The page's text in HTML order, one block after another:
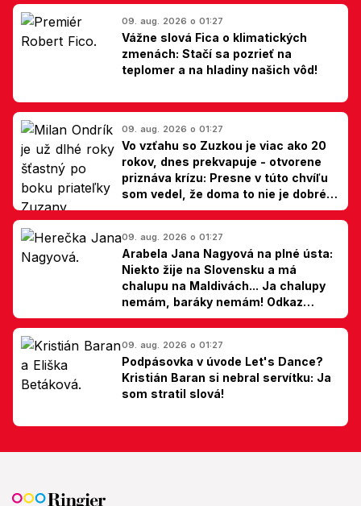
09. aug. 2026 o 01:27
Vážne slová Fica o klimatických
zmenách: Stačí sa pozrieť na
teplomer a na hladiny našich vôd!
09. aug. 2026 o 01:27
Vo vzťahu so Zuzkou je viac ako 20
rokov, dnes prekvapuje - otvorene
priznáva krízu: Presne v túto chvíľu
som vedel, že doma to nie je dobré,
hovorí Milan Ondrík
09. aug. 2026 o 01:27
Arabela Jana Nagyová na plné ústa:
Niekto žije na Slovensku a má
chalupu na Maldivách... Ja chalupy
nemám, baráky nemám! Odkaz
Slovákom
09. aug. 2026 o 01:27
Podpásovka v úvode Let's Dance?
Kristián Baran si nebral servítku: Ja
som stratil slová!